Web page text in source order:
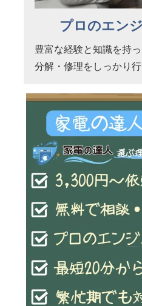
プロのエン
豊富な経験と知識を持
分解・修理をしっかり行